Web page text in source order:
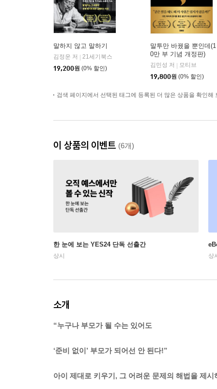
말하지 않고 말하기
김정운 저
21세기북스
19,200원 (0% 할인)
말투만 바꿨을 뿐인데(1
0만 부 기념 개정판)
김민성 저
모티브
19,800원 (0% 할인)
검색 페이지에서 선택된 태그에 등록된 더 많은 상품을 확인해
이 상품의 이벤트 (6개)
한 눈에 보는 YES24 단독 선출간
상시 상
소개
“누구나 부모가 될 수는 있어도
‘준비 없이’ 부모가 되어선 안 된다!”
아이 제대로 키우기, 그 어려운 문제의 해법을 제시